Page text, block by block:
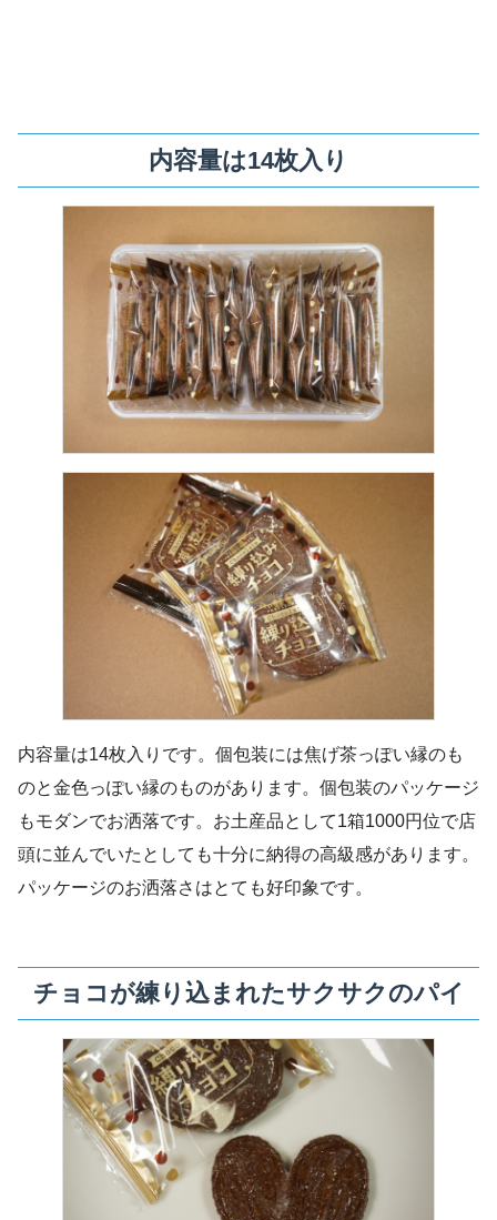
内容量は14枚入り
内容量は14枚入りです。個包装には焦げ茶っぽい縁のも
のと金色っぽい縁のものがあります。個包装のパッケージ
もモダンでお洒落です。お土産品として1箱1000円位で店
頭に並んでいたとしても十分に納得の高級感があります。
パッケージのお洒落さはとても好印象です。
チョコが練り込まれたサクサクのパイ